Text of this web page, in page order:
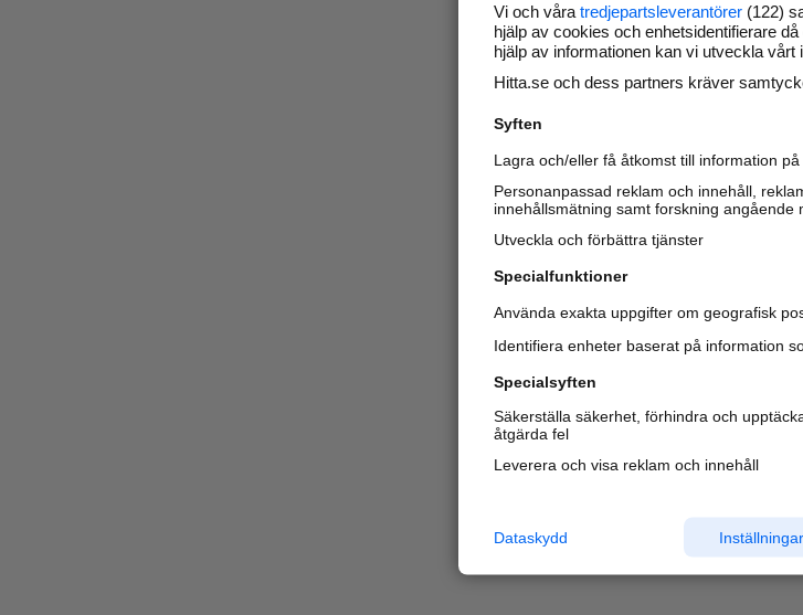
Vi och våra tredjepartsleverantörer (122)
hjälp av cookies och enhetsidentifierare
hjälp av informationen kan vi utveckla vårt
Hitta.se och dess partners kräver
Syften
Lagra och/eller få åtkomst till information
Personanpassad reklam och innehåll,
innehållsmätning samt forskning angående
Utveckla och förbättra tjänster
Specialfunktioner
Använda exakta uppgifter om geografisk
Identifiera enheter baserat på information
Specialsyften
Säkerställa säkerhet, förhindra och
åtgärda fel
Leverera och visa reklam och innehåll
Inställningar
Dataskydd